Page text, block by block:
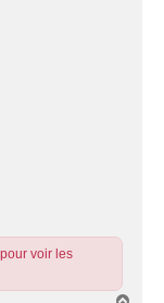
voir les